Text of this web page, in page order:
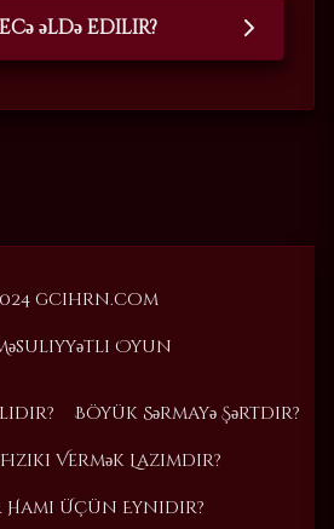
əldə edilir?
Böyük Sərmayə Şərtdir?
Vermək Lazımdır?
Üçün Eynidir?
gcihrn.com
Məsuliyyətli Oyun